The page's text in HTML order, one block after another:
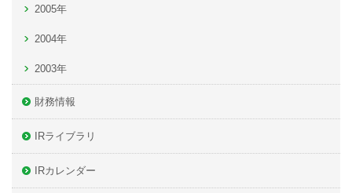
2005年
2004年
2003年
財務情報
IRライブラリ
IRカレンダー